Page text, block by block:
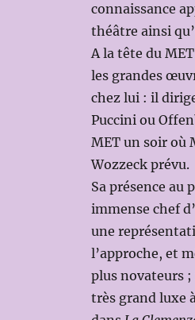
connaissance
théâtre ainsi
A la tête du
les grandes
chez lui : il
Puccini ou
MET un soir où
Wozzeck prévu.
Sa présence au
immense chef
une
l’approche, et
plus novateurs
très grand luxe